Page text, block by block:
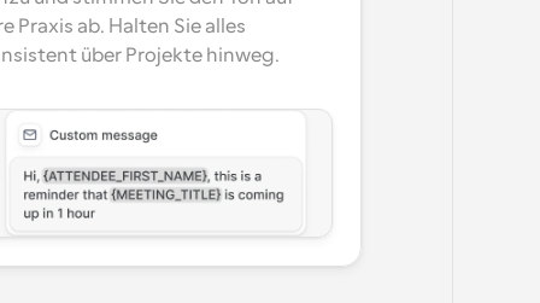
Praxis ab. Halten Sie alles
über Projekte hinweg.